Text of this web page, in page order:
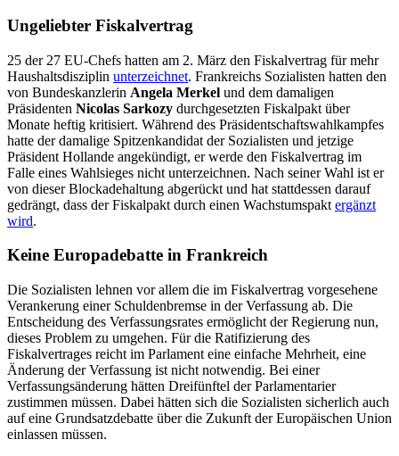
Ungeliebter Fiskalvertrag
25 der 27 EU-Chefs hatten am 2. März den Fiskalvertrag für mehr
Haushaltsdisziplin unterzeichnet. Frankreichs Sozialisten hatten den
von Bundeskanzlerin Angela Merkel und dem damaligen
Präsidenten Nicolas Sarkozy durchgesetzten Fiskalpakt über
Monate heftig kritisiert. Während des Präsidentschaftswahlkampfes
hatte der damalige Spitzenkandidat der Sozialisten und jetzige
Präsident Hollande angekündigt, er werde den Fiskalvertrag im
Falle eines Wahlsieges nicht unterzeichnen. Nach seiner Wahl ist er
von dieser Blockadehaltung abgerückt und hat stattdessen darauf
gedrängt, dass der Fiskalpakt durch einen Wachstumspakt ergänzt
wird.
Keine Europadebatte in Frankreich
Die Sozialisten lehnen vor allem die im Fiskalvertrag vorgesehene
Verankerung einer Schuldenbremse in der Verfassung ab. Die
Entscheidung des Verfassungsrates ermöglicht der Regierung nun,
dieses Problem zu umgehen. Für die Ratifizierung des
Fiskalvertrages reicht im Parlament eine einfache Mehrheit, eine
Änderung der Verfassung ist nicht notwendig. Bei einer
Verfassungsänderung hätten Dreifünftel der Parlamentarier
zustimmen müssen. Dabei hätten sich die Sozialisten sicherlich auch
auf eine Grundsatzdebatte über die Zukunft der Europäischen Union
einlassen müssen.